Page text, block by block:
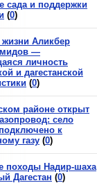
сада и поддержки
(0)
Аликбер
—
личность
и дагестанской
(0)
районе открыт
село
к
газу (0)
походы Надир-шаха
Дагестан (0)